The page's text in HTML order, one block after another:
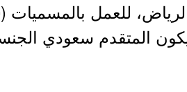
للعمل بالمسميات (
المتقدم سعودي